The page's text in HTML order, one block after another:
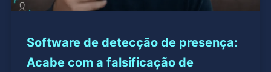
Software de detecção de presença:
Acabe com a falsificação de